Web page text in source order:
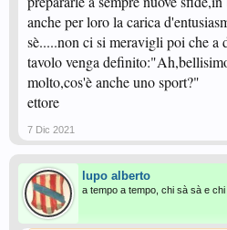
anche per loro la carica
sè.....non ci si meravigli poi che a
tavolo venga
molto,cos'è anche uno sport?"
ettore
7 Dic 2021
lupo alberto
a tempo a tempo, chi sà sà e